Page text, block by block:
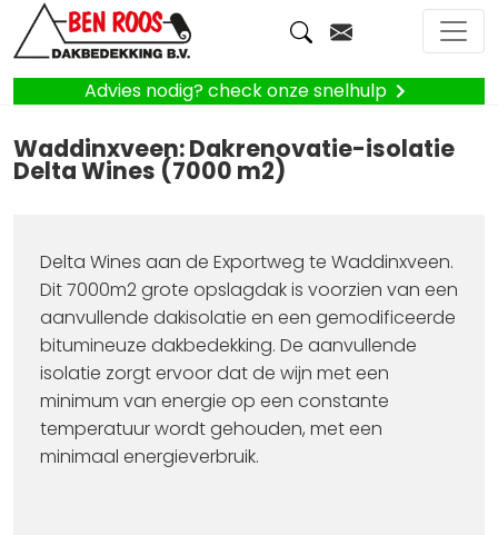
Advies nodig? check onze snelhulp
Waddinxveen: Dakrenovatie-isolatie
Delta Wines (7000 m2)
Delta Wines aan de Exportweg te Waddinxveen.
Dit 7000m2 grote opslagdak is voorzien van een
aanvullende dakisolatie en een gemodificeerde
bitumineuze dakbedekking. De aanvullende
isolatie zorgt ervoor dat de wijn met een
minimum van energie op een constante
temperatuur wordt gehouden, met een
minimaal energieverbruik.